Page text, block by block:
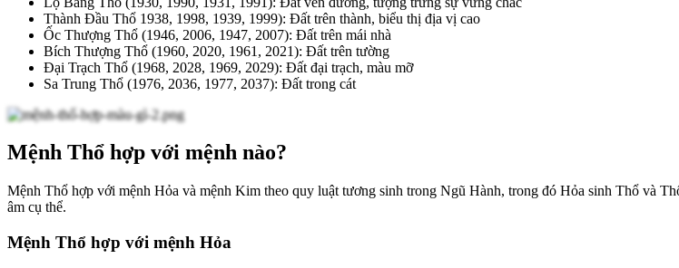
Thành Đầu Thổ 1938, 1998, 1939, 1999): Đất trên thành, biểu thị địa vị cao
Ốc Thượng Thổ (1946, 2006, 1947, 2007): Đất trên mái nhà
Bích Thượng Thổ (1960, 2020, 1961, 2021): Đất trên tường
Đại Trạch Thổ (1968, 2028, 1969, 2029): Đất đại trạch, màu mỡ
Sa Trung Thổ (1976, 2036, 1977, 2037): Đất trong cát
Mệnh Thổ hợp với mệnh nào?
Mệnh Thổ hợp với mệnh Hỏa và mệnh Kim theo quy luật tương sinh trong Ngũ Hành, trong đó Hỏa sinh Thổ và
âm cụ thể.
Mệnh Thổ hợp với mệnh Hỏa